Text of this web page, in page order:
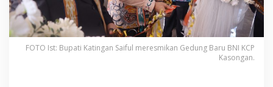
FOTO Ist: Bupati Katingan Saiful meresmikan Gedung Baru BNI KCP
Kasongan.